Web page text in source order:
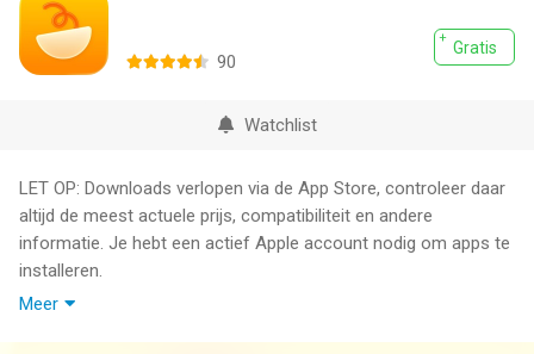
Gratis
90
Watchlist
LET OP: Downloads verlopen via de App Store, controleer daar
altijd de meest actuele prijs, compatibiliteit en andere
informatie. Je hebt een actief Apple account nodig om apps te
installeren.
Meer